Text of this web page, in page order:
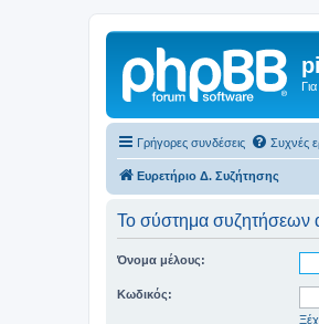
Γρήγορες συνδέσεις Συχνές
Ευρετήριο Δ. Συζήτησης
Το σύστημα συζητήσεων
Όνομα μέλους:
Κωδικός: